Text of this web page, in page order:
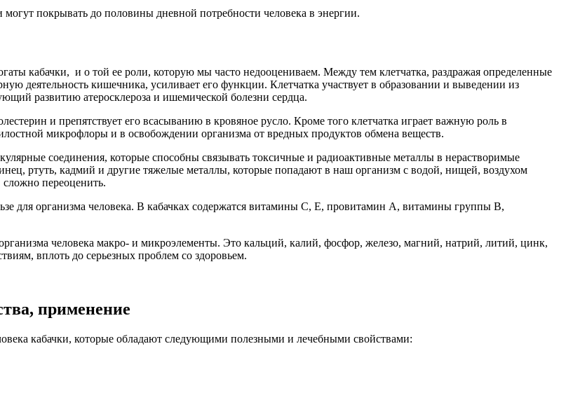
покрывать до половины дневной потребности человека в энергии.
кабачки, и о той ее роли, которую мы часто недооцениваем. Между тем клетчатка, раздражая определенные
деятельность кишечника, усиливает его функции. Клетчатка участвует в образовании и выведении из
развитию атеросклероза и ишемической болезни сердца.
и препятствует его всасыванию в кровяное русло. Кроме того клетчатка играет важную роль в
микрофлоры и в освобождении организма от вредных продуктов обмена веществ.
соединения, которые способны связывать токсичные и радиоактивные металлы в нерастворимые
ртуть, кадмий и другие тяжелые металлы, которые попадают в наш организм с водой, нищей, воздухом
переоценить.
для организма человека. В кабачках содержатся витамины С, Е, провитамин А, витамины группы В,
человека макро- и микроэлементы. Это кальций, калий, фосфор, железо, магний, натрий, литий, цинк,
вплоть до серьезных проблем со здоровьем.
применение
кабачки, которые обладают следующими полезными и лечебными свойствами: